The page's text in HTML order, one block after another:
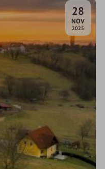
28
NOV.
2025